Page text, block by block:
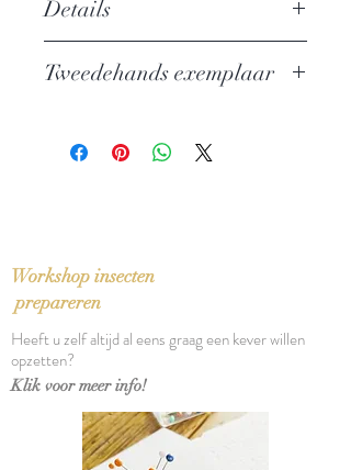
Details
Uitgever: Em. Querido's
Vertaling: Jos Valkengoed
Aantal pagina's: 209
Tweedehands exemplaar
Workshop insecten
prepareren
Heeft u zelf altijd al eens graag een kever willen
opzetten?
Klik voor meer info!